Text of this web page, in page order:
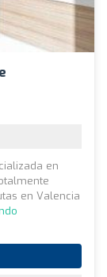
en
en Valencia